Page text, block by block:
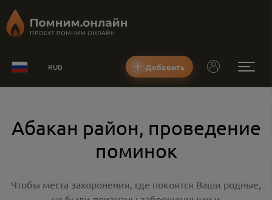
RUB Добавить
Абакан район, проведение
поминок
Чтобы места захоронения, где покоятся Ваши родные,